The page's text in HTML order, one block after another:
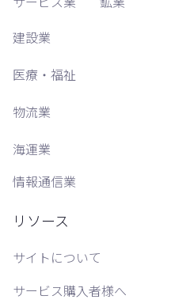
建設業
医療・福祉
物流業
海運業
情報通信業
リソース
サイトについて
サービス購入者様へ